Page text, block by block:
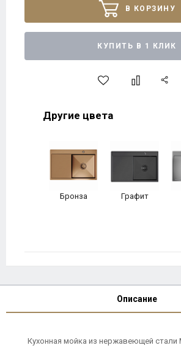
В КОРЗИНУ
КУПИТЬ В 1 КЛИК
Другие цвета
Бронза Графит
Описание
Кухонная мойка из нержавеющей стали